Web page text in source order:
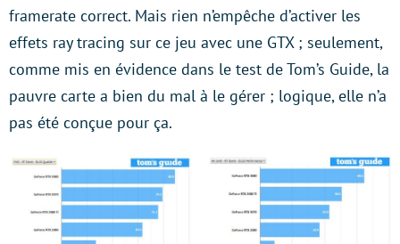
framerate correct. Mais rien n’empêche d’activer les
effets ray tracing sur ce jeu avec une GTX ; seulement,
comme mis en évidence dans le test de Tom’s Guide, la
pauvre carte a bien du mal à le gérer ; logique, elle n’a
pas été conçue pour ça.